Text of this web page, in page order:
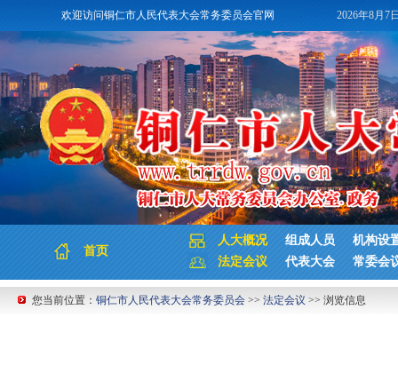
欢迎访问铜仁市人民代表大会常务委员会官网 2026年8月7
首页
人大概况 组成人员
机构设
法定会议
代表大会 常委会
您当前位置： 铜仁市人民代表大会常务委员会 >> 法定会议 >> 浏览信息